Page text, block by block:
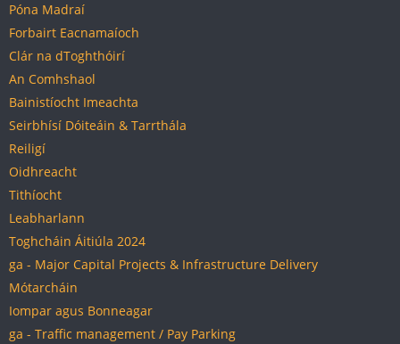
Póna Madraí
Forbairt Eacnamaíoch
Clár na dToghthóirí
An Comhshaol
Bainistíocht Imeachta
Seirbhísí Dóiteáin & Tarrthála
Reiligí
Oidhreacht
Tithíocht
Leabharlann
Toghcháin Áitiúla 2024
ga - Major Capital Projects & Infrastructure Delivery
Mótarcháin
Iompar agus Bonneagar
ga - Traffic management / Pay Parking